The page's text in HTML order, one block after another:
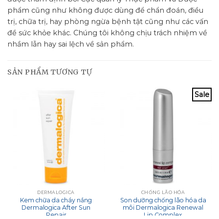
phẩm cũng như không được dùng để chẩn đoán, điều
trị, chữa trị, hay phòng ngừa bệnh tật cũng như các vấn
đề sức khỏe khác. Chúng tôi không chịu trách nhiệm về
nhầm lẫn hay sai lệch về sản phẩm.
SẢN PHẨM TƯƠNG TỰ
DERMALOGICA
Kem chữa da cháy nắng
Dermalogica After Sun
Repair
Sale
CHỐNG LÃO HÓA
Son dưỡng chống lão hóa da
môi Dermalogica Renewal
Lip Complex